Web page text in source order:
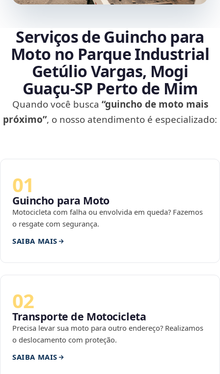
Serviços de Guincho para
Moto no Parque Industrial
Getúlio Vargas, Mogi
Guaçu‑SP Perto de Mim
Quando você busca “guincho de moto mais
próximo”, o nosso atendimento é especializado:
01
Guincho para Moto
Motocicleta com falha ou envolvida em queda? Fazemos
o resgate com segurança.
SAIBA MAIS
02
Transporte de Motocicleta
Precisa levar sua moto para outro endereço? Realizamos
o deslocamento com proteção.
SAIBA MAIS